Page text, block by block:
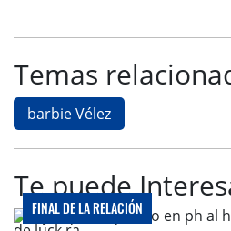
Temas
barbie Vélez
Te puede
FINAL DE LA RELACIÓN